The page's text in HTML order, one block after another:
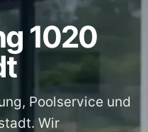
1020
Poolservice und
Wir